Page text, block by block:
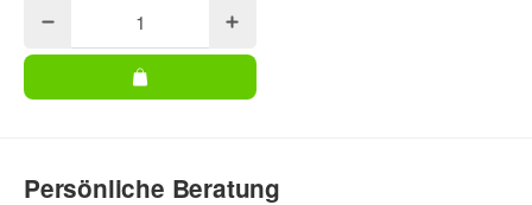
Frage zum Artikel
Ihre Frage
Persönliche Beratung